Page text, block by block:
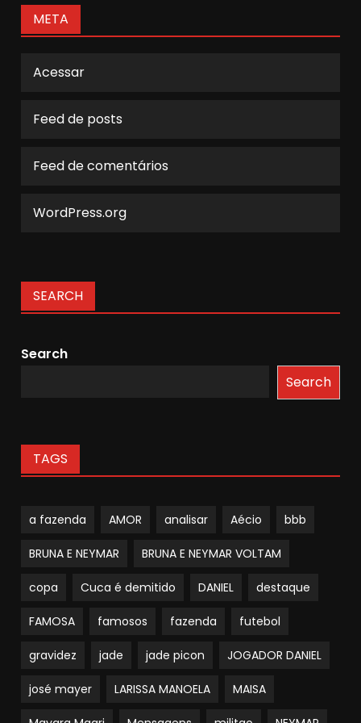
META
Acessar
Feed de posts
Feed de comentários
WordPress.org
SEARCH
Search
Search
TAGS
a fazenda AMOR analisar Aécio bbb
BRUNA E NEYMAR BRUNA E NEYMAR VOLTAM
copa Cuca é demitido DANIEL destaque
FAMOSA famosos fazenda futebol
gravidez jade jade picon JOGADOR DANIEL
josé mayer LARISSA MANOELA MAISA